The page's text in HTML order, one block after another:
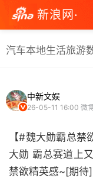
新浪网·
汽车本地生活旅游
中新文娱
26-05-11 16:00 微
【#魏大勋霸总
大勋 霸总赛道上
禁欲精英感~[期